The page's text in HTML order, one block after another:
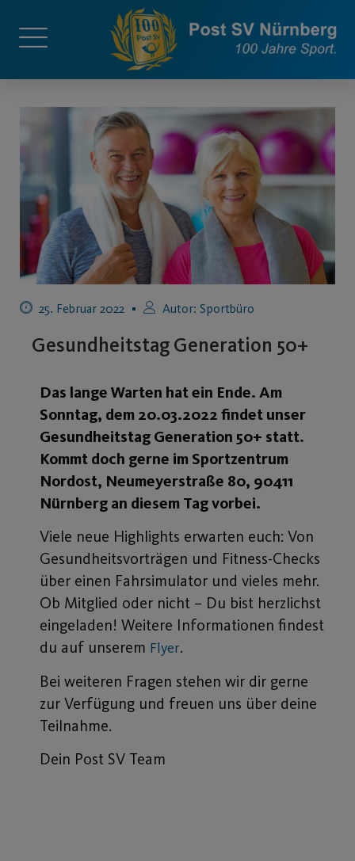
25. Februar 2022 Autor: Sportbüro
Gesundheitstag Generation 50+
Das lange Warten hat ein Ende. Am
Sonntag, dem 20.03.2022 findet unser
Gesundheitstag Generation 50+ statt.
Kommt doch gerne im Sportzentrum
Nordost, Neumeyerstraße 80, 90411
Nürnberg an diesem Tag vorbei.
Viele neue Highlights erwarten euch: Von
Gesundheitsvorträgen und Fitness-Checks
über einen Fahrsimulator und vieles mehr.
Ob Mitglied oder nicht – Du bist herzlichst
eingeladen! Weitere Informationen findest
du auf unserem Flyer.
Bei weiteren Fragen stehen wir dir gerne
zur Verfügung und freuen uns über deine
Teilnahme.
Dein Post SV Team